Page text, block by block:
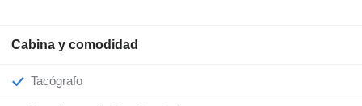
Cabina y comodidad
Tacógrafo